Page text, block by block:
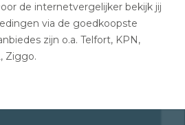
de internetvergelijker bekijk jij
via de goedkoopste
zijn o.a. Telfort, KPN,
Ziggo.